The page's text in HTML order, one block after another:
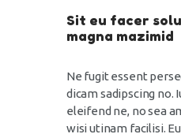
Sit eu facer
magna mazimid
Ne fugit essent
dicam sadipscing no.
eleifend ne, no sea
wisi utinam facilisi.